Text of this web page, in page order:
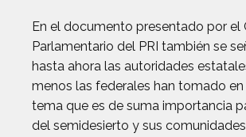
En el documento presentado por el
Parlamentario del PRI también se
hasta ahora las autoridades
menos las federales han tomado
tema que es de suma importancia
del semidesierto y sus